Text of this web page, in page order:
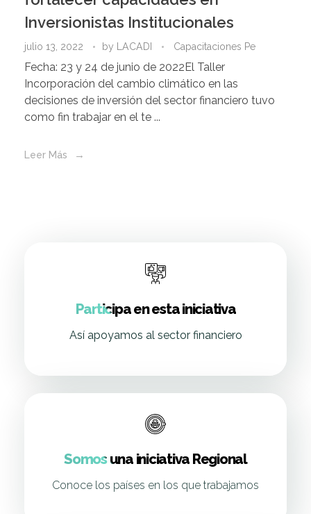
Inversionistas Institucionales
julio 13, 2022 by LACADI Capacitaciones Pe
Fecha: 23 y 24 de junio de 2022El Taller
Incorporación del cambio climático en las
decisiones de inversión del sector financiero tuvo
como fin trabajar en el te ...
Leer Más
Participa en esta iniciativa
Así apoyamos al sector financiero
Somos una iniciativa Regional
Conoce los países en los que trabajamos